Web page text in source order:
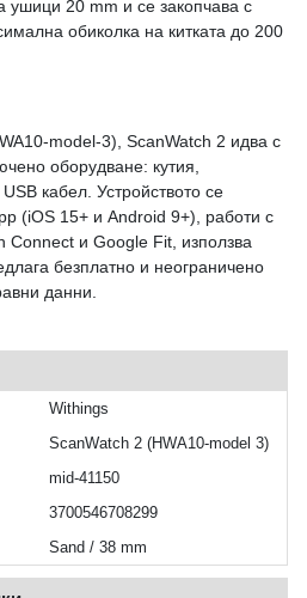
ушици 20 mm и се закопчава с
обиколка на китката до 200
model-3), ScanWatch 2 идва с
оборудване: кутия,
кабел. Устройството се
(iOS 15+ и Android 9+), работи с
Connect и Google Fit, използва
безплатно и неограничено
данни.
Withings
ScanWatch 2 (HWA10-model 3)
mid-41150
3700546708299
Sand / 38 mm